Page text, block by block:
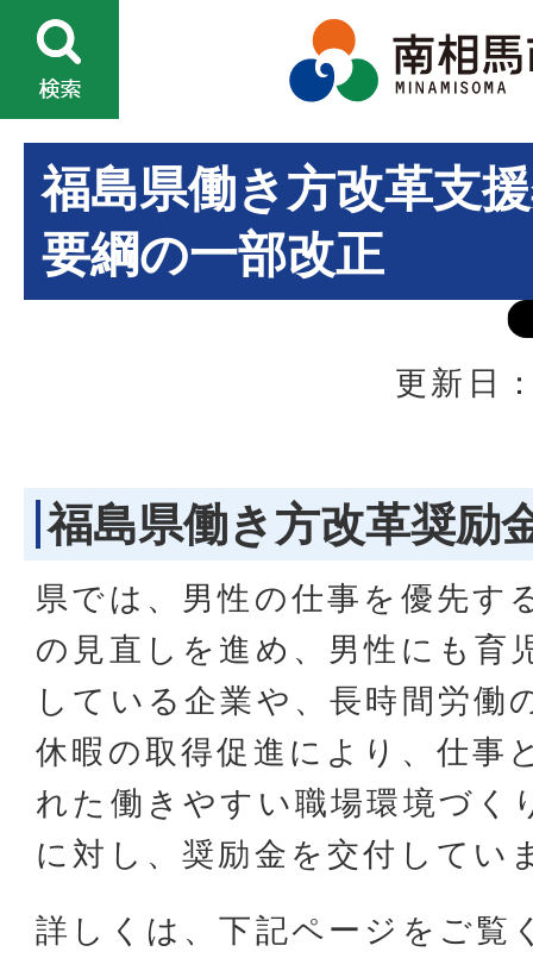
福島県働き方改革支
要綱の一部改正
更新日
福島県働き方改革奨励
県では、男性の仕事を優先す
の見直しを進め、男性にも育
している企業や、長時間労働
休暇の取得促進により、仕事
れた働きやすい職場環境づく
に対し、奨励金を交付してい
詳しくは、下記ページをご覧